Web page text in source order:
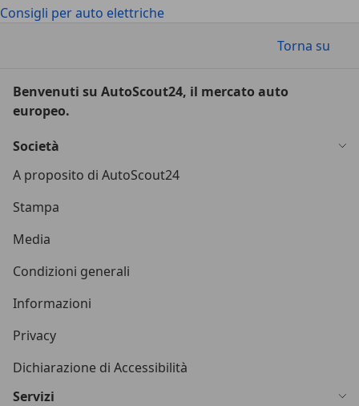
Consigli per auto elettriche
Torna su
Benvenuti su AutoScout24, il mercato auto
europeo.
Società
A proposito di AutoScout24
Stampa
Media
Condizioni generali
Informazioni
Privacy
Dichiarazione di Accessibilità
Servizi